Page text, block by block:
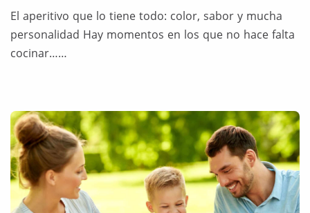
El aperitivo que lo tiene todo: color, sabor y mucha
personalidad Hay momentos en los que no hace falta
cocinar……